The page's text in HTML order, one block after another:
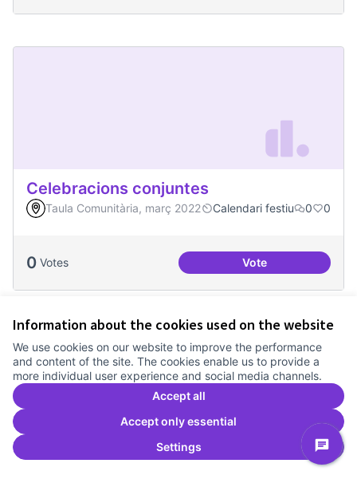
Information about the cookies used on the website
We use cookies on our website to improve the performance
and content of the site. The cookies enable us to provide a
more individual user experience and social media channels.
Accept all
Accept only essential
Settings
Celebracions conjuntes
Taula Comunitària, març 2022 Calendari festiu 0 0
0 Votes VoteCelebracions
Dinàmiques participatives amb escoles